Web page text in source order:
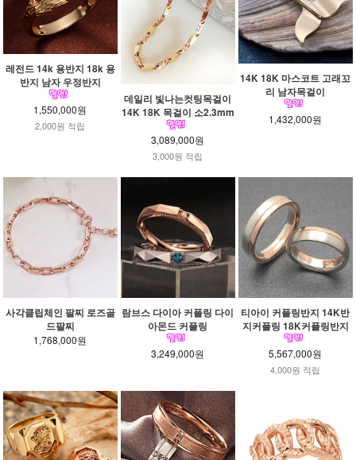
레전드 14k 용반지 18k 용
반지 남자 우정반지
1,550,000원
2,000원 적립
데일리 빛나는컷팅목걸이
14K 18K 목걸이 소2.3mm
3,089,000원
3,000원 적립
14K 18K 마스코트 고래꼬
리 남자목걸이
1,432,000원
사각클립체인 팔찌 로즈골
드팔찌
1,768,000원
람브스 다이아 커플링 다이
아몬드 커플링
3,249,000원
티아이 커플링반지 14K반
지커플링 18K커플링반지
5,567,000원
4,000원 적립